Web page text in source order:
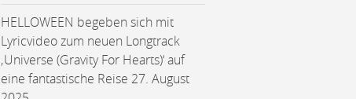
HELLOWEEN begeben sich mit
Lyricvideo zum neuen Longtrack
‚Universe (Gravity For Hearts)‘ auf
eine fantastische Reise 27. August